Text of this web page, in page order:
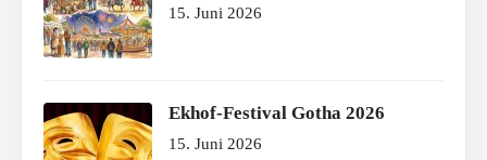
15. Juni 2026
Ekhof-Festival Gotha 2026
15. Juni 2026